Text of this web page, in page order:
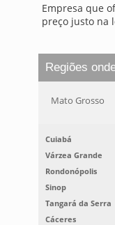
Empresa que
preço justo na
Regiões
Mato Grosso
Cuiabá
Várzea Grande
Rondonópolis
Sinop
Tangará da Serra
Cáceres